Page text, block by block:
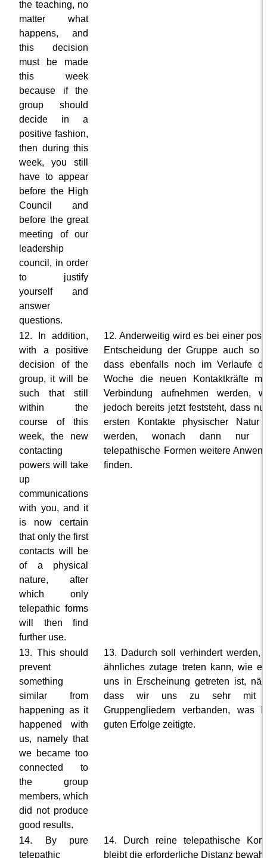
the teaching, no
matter what
happens, and
this decision
must be made
this week
because if the
group should
decide in a
positive fashion,
then during this
week, you still
have to appear
before the High
Council and
before the great
meeting of our
leadership
council, in order
to justify
yourself and
answer
questions.
12. In addition,
with a positive
decision of the
group, it will be
such that still
within the
course of this
week, the new
contacting
powers will take
up
communications
with you, and it
is now certain
that only the first
contacts will be
of a physical
nature, after
which only
telepathic forms
will then find
further use.
12. Anderweitig wird es bei einer
Entscheidung der Gruppe auch so
dass ebenfalls noch im Verlaufe
Woche die neuen Kontaktkräfte
Verbindung aufnehmen werden,
jedoch bereits jetzt feststeht, dass
ersten Kontakte physischer Natur
werden, wonach dann nur
telepathische Formen weitere
finden.
13. This should
prevent
something
similar from
happening as it
happened with
us, namely that
we became too
connected to
the group
members, which
did not produce
good results.
13. Dadurch soll verhindert werden,
ähnliches zutage treten kann, wie
uns in Erscheinung getreten ist,
dass wir uns zu sehr mit
Gruppengliedern verbanden, was
guten Erfolge zeitigte.
14. By pure
telepathic
14. Durch reine telepathische
bleibt die erforderliche Distanz